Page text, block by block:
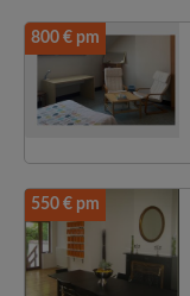
800 € pm
550 € pm